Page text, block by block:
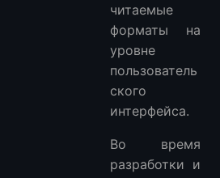
читаемые
форматы на
уровне
пользователь
ского
интерфейса.
Во время
разработки и